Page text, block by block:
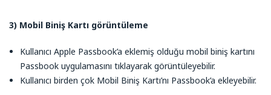
3) Mobil Biniş Kartı görüntüleme
Kullanıcı Apple Passbook’a eklemiş olduğu mobil biniş kartını
Passbook uygulamasını tıklayarak görüntüleyebilir.
Kullanıcı birden çok Mobil Biniş Kartı’nı Passbook’a ekleyebilir.